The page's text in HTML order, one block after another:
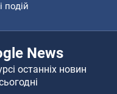
подій
News
останніх новин